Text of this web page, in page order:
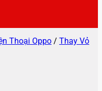
Thoại Oppo / Thay Vỏ